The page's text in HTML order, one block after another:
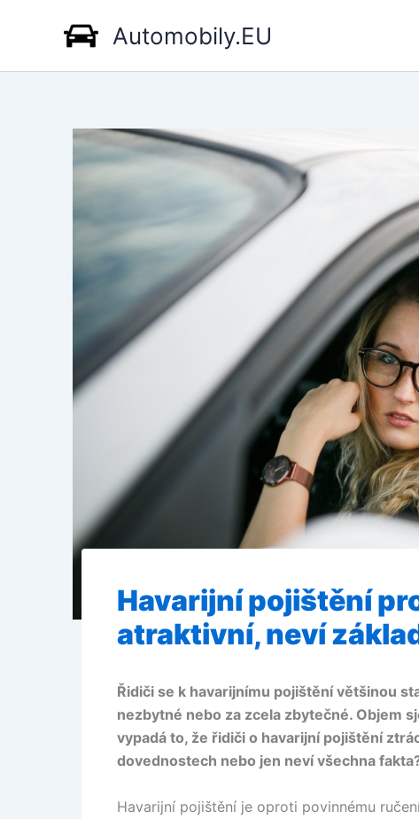
Automobily.EU
Havarijní pojištění
atraktivní, neví
Řidiči se k havarijnímu pojištění většinou
nezbytné nebo za zcela zbytečné. Objem
vypadá to, že řidiči o havarijní pojištění
dovednostech nebo jen neví všechna
Havarijní pojištění je oproti povinnému